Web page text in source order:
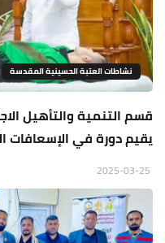
نشاطات العتبة الحسينية المقدسة
قسم التنمية والتأهيل
يقيم دورة في الإسعافات